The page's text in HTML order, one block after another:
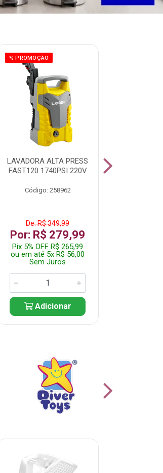
% PROMOÇÃO
LAVADORA ALTA PRESS
FAST120 1740PSI 220V
Código: 258962
De: R$ 349,99
Por: R$ 279,99
Pix 5% OFF R$ 265,99
ou em até 5x R$ 56,00
Sem Juros
Adicionar